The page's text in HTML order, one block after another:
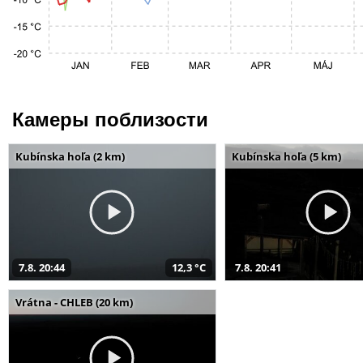
Камеры поблизости
Kubínska hoľa (2 km)
7.8. 20:44 12,3 °C
Kubínska hoľa (5 km)
7.8. 20:41
Vrátna - CHLEB (20 km)